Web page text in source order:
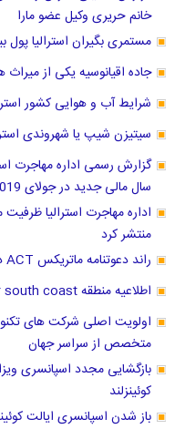
خانم حریری وکیل عضو مارا
مستمری بگیران استرالیا
جاده اقیانوسیه یکی از میراث
شرایط آب و هوایی کشور
سیتیزن شیپ یا شهروندی
گزارش رسمی اداره مهاجرت
سال مالی جدید در جولای 2019
منتشر کرد
راند دعوتنامه ماتریکس ACT در مورخه 22 جولای 2019 برگزار گردید
اطلاعیه منطقه Far south coast
اولویت اصلی شرکت های
متخصص از سراسر جهان
بازگشایی مجدد اسپانسری
کوئینزلند
باز شدن اسپانسری ایالت